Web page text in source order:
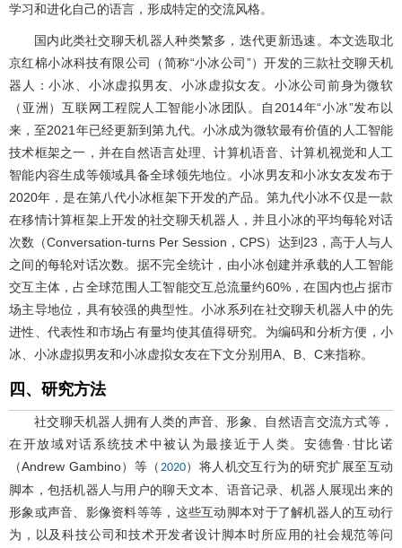
学习和进化自己的语言，形成特定的交流风格。
国内此类社交聊天机器人种类繁多，迭代更新迅速。本文选取北
京红棉小冰科技有限公司（简称“小冰公司”）开发的三款社交聊天机
器人：小冰、小冰虚拟男友、小冰虚拟女友。小冰公司前身为微软
（亚洲）互联网工程院人工智能小冰团队。自2014年“小冰”发布以
来，至2021年已经更新到第九代。小冰成为微软最有价值的人工智能
技术框架之一，并在自然语言处理、计算机语音、计算机视觉和人工
智能内容生成等领域具备全球领先地位。小冰男友和小冰女友发布于
2020年，是在第八代小冰框架下开发的产品。第九代小冰不仅是一款
在移情计算框架上开发的社交聊天机器人，并且小冰的平均每轮对话
次数（Conversation-turns Per Session，CPS）达到23，高于人与人
之间的每轮对话次数。据不完全统计，由小冰创建并承载的人工智能
交互主体，占全球范围人工智能交互总流量约60%，在国内也占据市
场主导地位，具有较强的典型性。小冰系列在社交聊天机器人中的先
进性、代表性和市场占有量均使其值得研究。为编码和分析方便，小
冰、小冰虚拟男友和小冰虚拟女友在下文分别用A、B、C来指称。
四、研究方法
社交聊天机器人拥有人类的声音、形象、自然语言交流方式等，
在开放域对话系统技术中被认为最接近于人类。安德鲁·甘比诺
（Andrew Gambino）等（ 2020）将人机交互行为的研究扩展至互动
脚本，包括机器人与用户的聊天文本、语音记录、机器人展现出来的
形象或声音、影像资料等等，这些互动脚本对于了解机器人的互动行
为，以及科技公司和技术开发者设计脚本时所应用的社会规范等问